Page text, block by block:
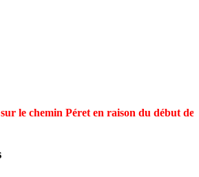
le chemin Péret en raison du début